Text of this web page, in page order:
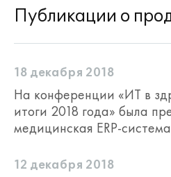
Публикации о
18 декабря 2018
На конференции «ИТ в
итоги 2018 года» была
медицинская ERP-
12 декабря 2018